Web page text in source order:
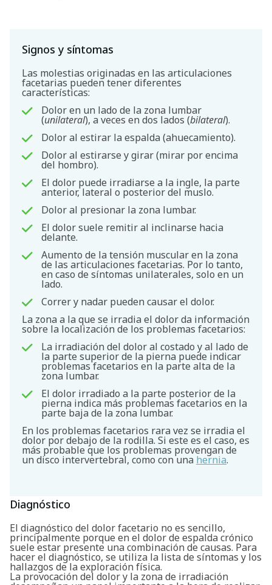
Signos y síntomas
Las molestias originadas en las articulaciones
facetarias pueden tener diferentes
características:
Dolor en un lado de la zona lumbar
(unilateral), a veces en dos lados (bilateral).
Dolor al estirar la espalda (ahuecamiento).
Dolor al estirarse y girar (mirar por encima
del hombro).
El dolor puede irradiarse a la ingle, la parte
anterior, lateral o posterior del muslo.
Dolor al presionar la zona lumbar.
El dolor suele remitir al inclinarse hacia
delante.
Aumento de la tensión muscular en la zona
de las articulaciones facetarias. Por lo tanto,
en caso de síntomas unilaterales, solo en un
lado.
Correr y nadar pueden causar el dolor.
La zona a la que se irradia el dolor da información
sobre la localización de los problemas facetarios:
La irradiación del dolor al costado y al lado de
la parte superior de la pierna puede indicar
problemas facetarios en la parte alta de la
zona lumbar.
El dolor irradiado a la parte posterior de la
pierna indica más problemas facetarios en la
parte baja de la zona lumbar.
En los problemas facetarios rara vez se irradia el
dolor por debajo de la rodilla. Si este es el caso, es
más probable que los problemas provengan de
un disco intervertebral, como con una hernia.
Diagnóstico
El diagnóstico del dolor facetario no es sencillo,
principalmente porque en el dolor de espalda crónico
suele estar presente una combinación de causas. Para
hacer el diagnóstico, se utiliza la lista de síntomas y los
hallazgos de la exploración física.
La provocación del dolor y la zona de irradiación